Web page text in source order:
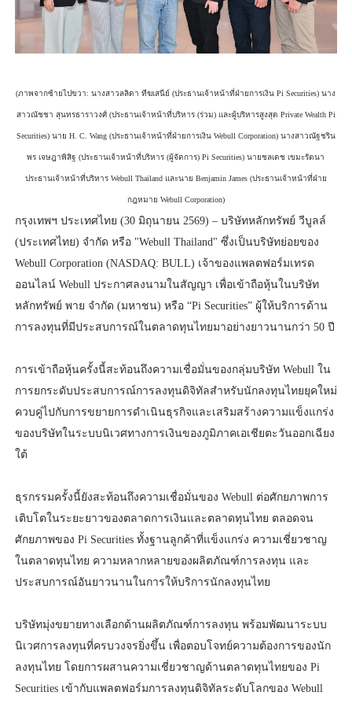
(ภาพจากซ้ายไปขวา: นางสาวลลิดา ทีฆเสนีย์ (ประธานเจ้าหน้าที่ฝ่ายการเงิน Pi Securities) นาง
สาวณัชชา สุนทรธาราวงศ์ (ประธานเจ้าหน้าที่บริหาร (ร่วม) และผู้บริหารสูงสุด Private Wealth Pi
Securities) นาย H. C. Wang (ประธานเจ้าหน้าที่ฝ่ายการเงิน Webull Corporation) นางสาวณัฐชริน
พร เจษฎาพิสิฐ (ประธานเจ้าหน้าที่บริหาร (ผู้จัดการ) Pi Securities) นายชลเดช เขมะรัตนา
ประธานเจ้าหน้าที่บริหาร Webull Thailand และนาย Benjamin James (ประธานเจ้าหน้าที่ฝ่าย
กฎหมาย Webull Corporation)
กรุงเทพฯ ประเทศไทย (30 มิถุนายน 2569) – บริษัทหลักทรัพย์ วีบูลล์
(ประเทศไทย) จำกัด หรือ "Webull Thailand" ซึ่งเป็นบริษัทย่อยของ
Webull Corporation (NASDAQ: BULL) เจ้าของแพลตฟอร์มเทรด
ออนไลน์ Webull ประกาศลงนามในสัญญา เพื่อเข้าถือหุ้นในบริษัท
หลักทรัพย์ พาย จำกัด (มหาชน) หรือ “Pi Securities” ผู้ให้บริการด้าน
การลงทุนที่มีประสบการณ์ในตลาดทุนไทยมาอย่างยาวนานกว่า 50 ปี
การเข้าถือหุ้นครั้งนี้สะท้อนถึงความเชื่อมั่นของกลุ่มบริษัท Webull ใน
การยกระดับประสบการณ์การลงทุนดิจิทัลสำหรับนักลงทุนไทยยุคใหม่
ควบคู่ไปกับการขยายการดำเนินธุรกิจและเสริมสร้างความแข็งแกร่ง
ของบริษัทในระบบนิเวศทางการเงินของภูมิภาคเอเชียตะวันออกเฉียง
ใต้
ธุรกรรมครั้งนี้ยังสะท้อนถึงความเชื่อมั่นของ Webull ต่อศักยภาพการ
เติบโตในระยะยาวของตลาดการเงินและตลาดทุนไทย ตลอดจน
ศักยภาพของ Pi Securities ทั้งฐานลูกค้าที่แข็งแกร่ง ความเชี่ยวชาญ
ในตลาดทุนไทย ความหลากหลายของผลิตภัณฑ์การลงทุน และ
ประสบการณ์อันยาวนานในการให้บริการนักลงทุนไทย
บริษัทมุ่งขยายทางเลือกด้านผลิตภัณฑ์การลงทุน พร้อมพัฒนาระบบ
นิเวศการลงทุนที่ครบวงจรยิ่งขึ้น เพื่อตอบโจทย์ความต้องการของนัก
ลงทุนไทย โดยการผสานความเชี่ยวชาญด้านตลาดทุนไทยของ Pi
Securities เข้ากับแพลตฟอร์มการลงทุนดิจิทัลระดับโลกของ Webull